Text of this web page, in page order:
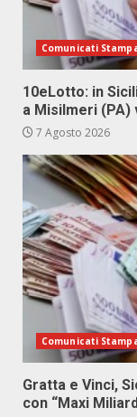
Comunicati
10eLotto: in
a Misilmeri (PA)
7 Agosto 2026
Comunicati
Gratta e Vinci,
con “Maxi